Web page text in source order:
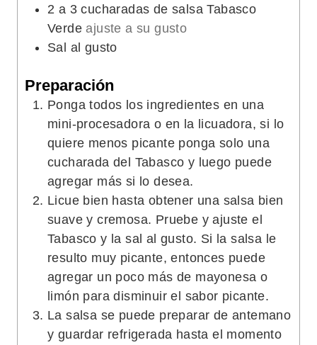
2 a 3 cucharadas de salsa Tabasco
Verde ajuste a su gusto
Sal al gusto
Preparación
Ponga todos los ingredientes en una
mini-procesadora o en la licuadora, si lo
quiere menos picante ponga solo una
cucharada del Tabasco y luego puede
agregar más si lo desea.
Licue bien hasta obtener una salsa bien
suave y cremosa. Pruebe y ajuste el
Tabasco y la sal al gusto. Si la salsa le
resulto muy picante, entonces puede
agregar un poco más de mayonesa o
limón para disminuir el sabor picante.
La salsa se puede preparar de antemano
y guardar refrigerada hasta el momento